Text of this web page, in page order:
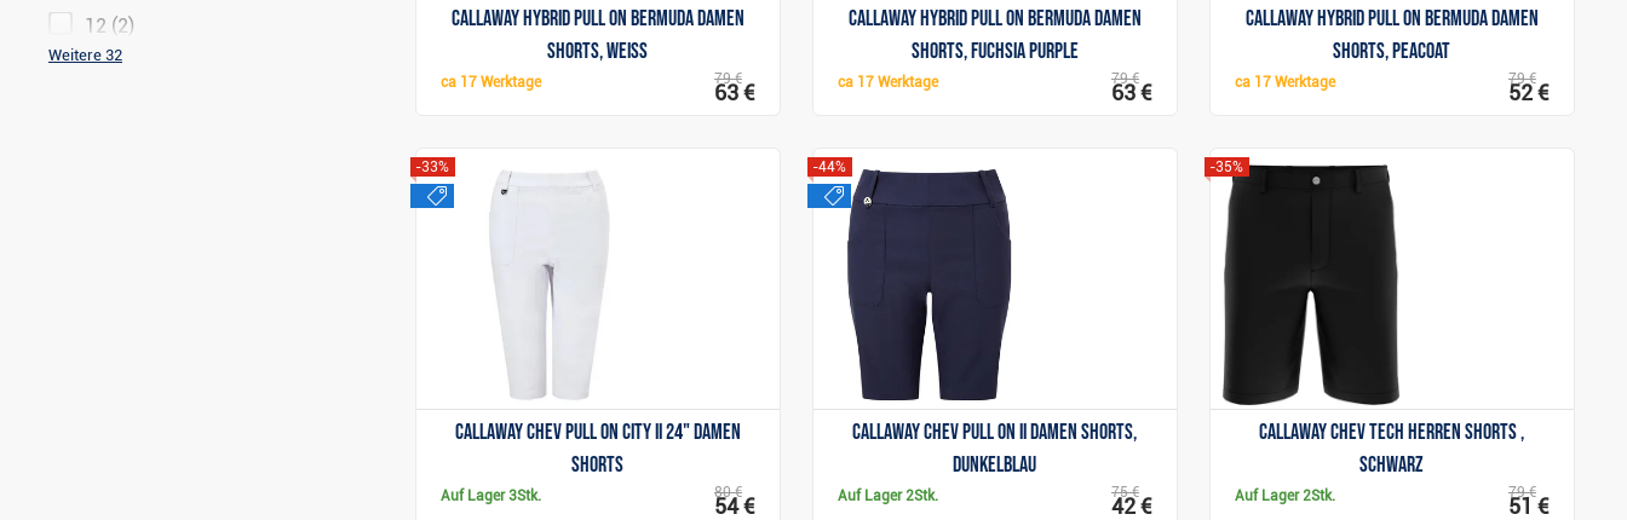
Callaway Hybrid Pull On Bermuda Damen
Shorts, weiss
ca 17 Werktage 79 €
63 €
Callaway Hybrid Pull On Bermuda Damen
Shorts, fuchsia purple
ca 17 Werktage 79 €
63 €
Callaway Hybrid Pull On Bermuda Damen
Shorts, peacoat
ca 17 Werktage 79 €
52 €
Callaway Chev Pull On City II 24" Damen
Shorts
-33%
sale
Auf Lager3Stk. 80 €
54 €
Callaway Chev Pull On II Damen Shorts,
dunkelblau
-44%
sale
Auf Lager2Stk. 75 €
42 €
Anzeigen
Callaway Chev Tech Herren Shorts ,
schwarz
-35%
Auf Lager2Stk. 79 €
51 €
12 (2)
Weitere 32